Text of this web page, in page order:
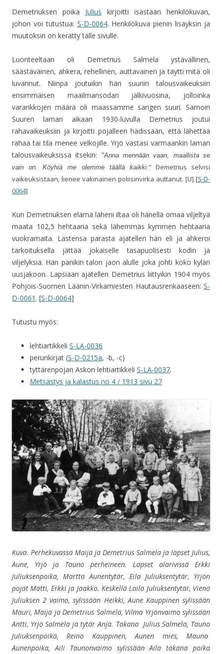
Demetriuksen poika Julius kirjoitti isästään henkilökuvan,
johon voi tutustua: S-D-0064. Henkilökuva pienin lisäyksin ja
muutoksin on kerätty tälle sivulle.
Luonteeltaan oli Demetrius Salmela ystävällinen,
säästäväinen, ahkera, rehellinen, auttavainen ja täytti mitä oli
luvannut. Niinpä joutuikin hän suuriin talousvaikeuksiin
ensimmäisen maailmansodan jälkivuosina, jolloinka
vararikkojen määrä oli maassamme sangen suuri. Samoin
Suuren laman aikaan 1930-luvulla Demetrius joutui
rahavaikeuksiin ja kirjoitti pojalleen hädissään, että lähettää
rahaa tai tila menee velkojille. Yrjö vastasi varmaankin laman
talousvaikeuksissa itsekin: ”Anna mennään vaan, maallista se
vain on. Köyhiä me olemme täällä kaikki.” Demetrius selvisi
vaikeuksistaan, lienee vakinainen poliisinvirka auttanut. [U] [S-D-
0064]
Kun Demetriuksen elämä läheni iltaa oli hänellä omaa viljeltyä
maata 102,5 hehtaaria sekä lähemmäs kymmen hehtaaria
vuokramaita. Lastensa parasta ajatellen hän eli ja ahkeroi
tarkoituksella jättää jokaiselle tasapuolisesti kodin ja
viljelyksiä. Hän panikin talon jaon alulle joka johti koko kylän
uusjakoon. Lapsiaan ajatellen Demetrius liittyikin 1904 myös
Pohjois-Suomen Läänin-Virkamiesten Hautausrenkaaseen: S-
D-0061 . [S-D-0064]
Tutustu myös:
lehtiartikkeli S-LA-0036
perunkirjat (S-D-0215a, -b, -c)
tyttärenpojan Askon lehtiartikkeli S-LA-0037.
Metsästys ja kalastus no 4 / 1913 sivu 27
Kuva. Perhekuvassa Maija ja Demetrius Salmela ja lapset Julius,
Aune, Yrjö ja Tauno perheineen. Lapset alarivissä Erkki
Juliuksenpoika, Martta Aunentytär, Eila Juliuksentytär, Yrjön
pojat Matti, Erkki ja Jaakko. Keskellä Laila Juliuksentytär, Vieno
Juliuksen 2 vaimo, sylissään Heikki, Aune Kauppinen sylissään
Mauri, Maija ja Demetrius Salmela, Vilma Yrjönvaimo sylissään
Antti, Yrjö Salmela ja tytär Anja. Takana Julius Salmela, Tauno
Juliuksenpoika, Reino Kauppinen, Aunen mies, Mauno
Aunenpoika, Aili Taunonvaimo sylissään Aila takana poika